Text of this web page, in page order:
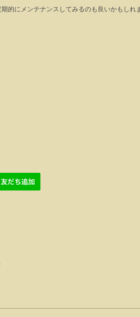
的にメンテナンスしてみるのも良いかもしれ